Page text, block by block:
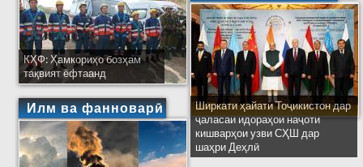
КҲФ: Ҳамкориҳо бозҳам
тақвият ёфтаанд
Илм ва фанноварӣ
Ширкати ҳайати Тоҷикистон дар
ҷаласаи идораҳои наҷоти
кишварҳои узви СҲШ дар
шаҳри Деҳлӣ